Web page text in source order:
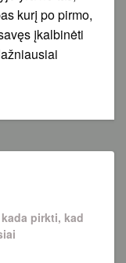
kurį po pirmo,
įkalbinėti
pirkti, kad